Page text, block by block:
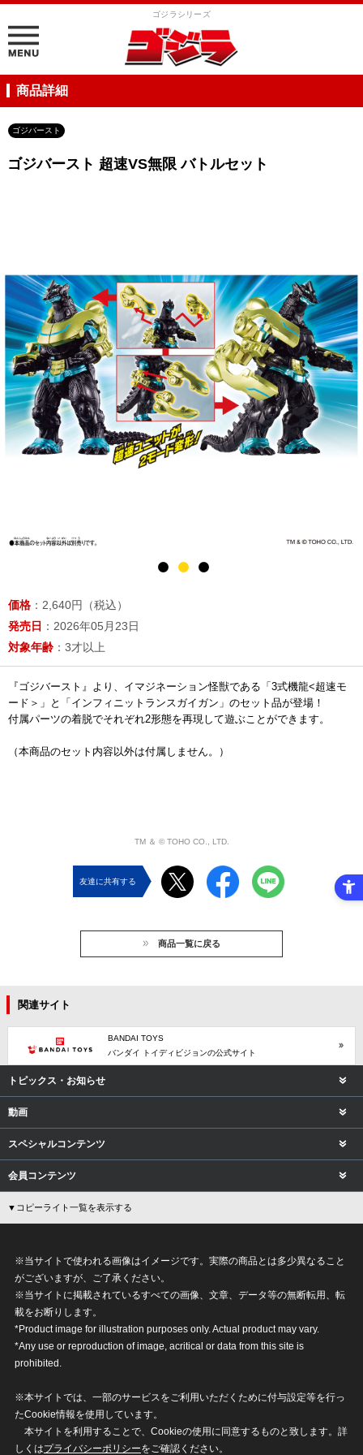
ゴジラシリーズ
商品詳細
ゴジバースト
ゴジバースト 超速VS無限 バトルセット
価格 ：2,640円（税込）
発売日 ：2026年05月23日
対象年齢 ：3才以上
『ゴジバースト』より、イマジネーション怪獣である「3式機龍<超速モ
ード＞」と「インフィニットランスガイガン」のセット品が登場！
付属パーツの着脱でそれぞれ2形態を再現して遊ぶことができます。
（本商品のセット内容以外は付属しません。）
TM ＆ © TOHO CO., LTD.
友達に共有する
商品一覧に戻る
関連サイト
BANDAI TOYS
バンダイ トイディビジョンの公式サイト
トピックス・お知らせ
動画
スペシャルコンテンツ
会員コンテンツ
▼コピーライト一覧を表示する
※当サイトで使われる画像はイメージです。実際の商品とは多少異なること
がございますが、ご了承ください。
※当サイトに掲載されているすべての画像、文章、データ等の無断転用、転
載をお断りします。
*Product image for illustration purposes only. Actual product may vary.
*Any use or reproduction of image, acritical or data from this site is
prohibited.
※本サイトでは、一部のサービスをご利用いただくために付与設定等を行っ
たCookie情報を使用しています。
本サイトを利用することで、Cookieの使用に同意するものと致します。詳
しくはプライバシーポリシーをご確認ください。